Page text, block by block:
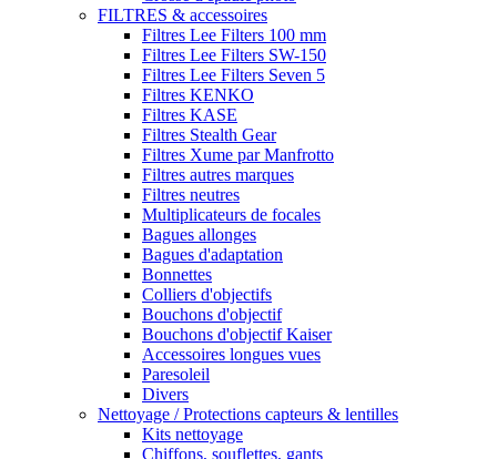
FILTRES & accessoires
Filtres Lee Filters 100 mm
Filtres Lee Filters SW-150
Filtres Lee Filters Seven 5
Filtres KENKO
Filtres KASE
Filtres Stealth Gear
Filtres Xume par Manfrotto
Filtres autres marques
Filtres neutres
Multiplicateurs de focales
Bagues allonges
Bagues d'adaptation
Bonnettes
Colliers d'objectifs
Bouchons d'objectif
Bouchons d'objectif Kaiser
Accessoires longues vues
Paresoleil
Divers
Nettoyage / Protections capteurs & lentilles
Kits nettoyage
Chiffons, souflettes, gants